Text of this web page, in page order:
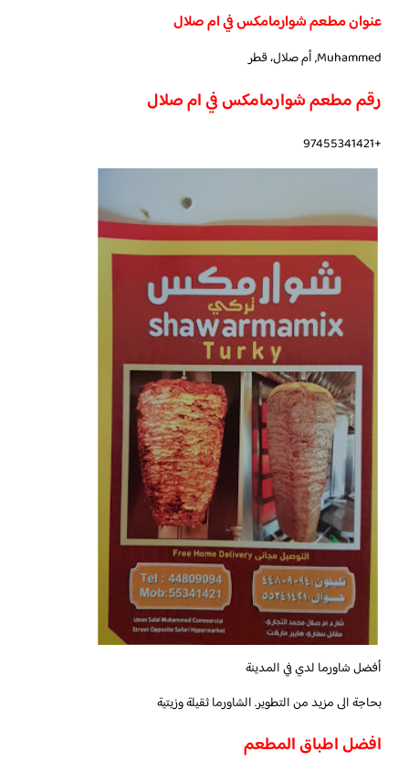
عنوان مطعم شوارمامكس في ام صلال
Muhammed, أم صلال، قطر
رقم مطعم شوارمامكس في ام صلال
+97455341421
أفضل شاورما لدي في المدينة
بحاجة الى مزيد من التطوير. الشاورما ثقيلة وزيتية
افضل اطباق المطعم